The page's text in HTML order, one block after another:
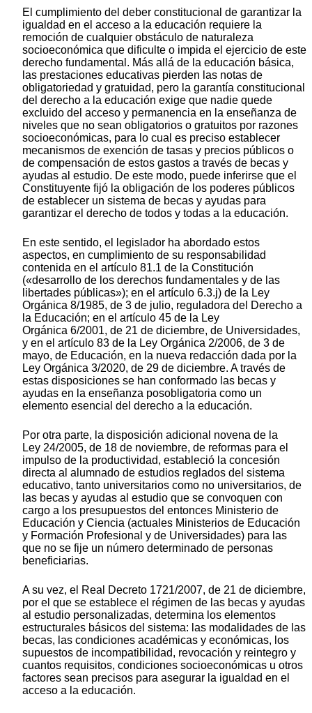
El cumplimiento del deber constitucional de garantizar la
igualdad en el acceso a la educación requiere la
remoción de cualquier obstáculo de naturaleza
socioeconómica que dificulte o impida el ejercicio de este
derecho fundamental. Más allá de la educación básica,
las prestaciones educativas pierden las notas de
obligatoriedad y gratuidad, pero la garantía constitucional
del derecho a la educación exige que nadie quede
excluido del acceso y permanencia en la enseñanza de
niveles que no sean obligatorios o gratuitos por razones
socioeconómicas, para lo cual es preciso establecer
mecanismos de exención de tasas y precios públicos o
de compensación de estos gastos a través de becas y
ayudas al estudio. De este modo, puede inferirse que el
Constituyente fijó la obligación de los poderes públicos
de establecer un sistema de becas y ayudas para
garantizar el derecho de todos y todas a la educación.
En este sentido, el legislador ha abordado estos
aspectos, en cumplimiento de su responsabilidad
contenida en el artículo 81.1 de la Constitución
(«desarrollo de los derechos fundamentales y de las
libertades públicas»); en el artículo 6.3.j) de la Ley
Orgánica 8/1985, de 3 de julio, reguladora del Derecho a
la Educación; en el artículo 45 de la Ley
Orgánica 6/2001, de 21 de diciembre, de Universidades,
y en el artículo 83 de la Ley Orgánica 2/2006, de 3 de
mayo, de Educación, en la nueva redacción dada por la
Ley Orgánica 3/2020, de 29 de diciembre. A través de
estas disposiciones se han conformado las becas y
ayudas en la enseñanza posobligatoria como un
elemento esencial del derecho a la educación.
Por otra parte, la disposición adicional novena de la
Ley 24/2005, de 18 de noviembre, de reformas para el
impulso de la productividad, estableció la concesión
directa al alumnado de estudios reglados del sistema
educativo, tanto universitarios como no universitarios, de
las becas y ayudas al estudio que se convoquen con
cargo a los presupuestos del entonces Ministerio de
Educación y Ciencia (actuales Ministerios de Educación
y Formación Profesional y de Universidades) para las
que no se fije un número determinado de personas
beneficiarias.
A su vez, el Real Decreto 1721/2007, de 21 de diciembre,
por el que se establece el régimen de las becas y ayudas
al estudio personalizadas, determina los elementos
estructurales básicos del sistema: las modalidades de las
becas, las condiciones académicas y económicas, los
supuestos de incompatibilidad, revocación y reintegro y
cuantos requisitos, condiciones socioeconómicas u otros
factores sean precisos para asegurar la igualdad en el
acceso a la educación.